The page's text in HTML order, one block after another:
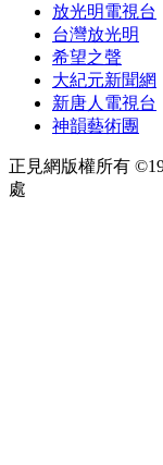
放光明電視台
台灣放光明
希望之聲
大紀元新聞網
新唐人電視台
神韻藝術團
正見網版權所有
處